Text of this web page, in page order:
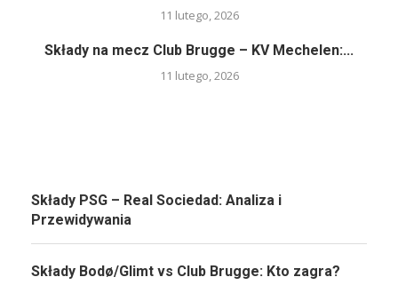
11 lutego, 2026
Składy na mecz Club Brugge – KV Mechelen:...
11 lutego, 2026
Składy PSG – Real Sociedad: Analiza i
Przewidywania
Składy Bodø/Glimt vs Club Brugge: Kto zagra?